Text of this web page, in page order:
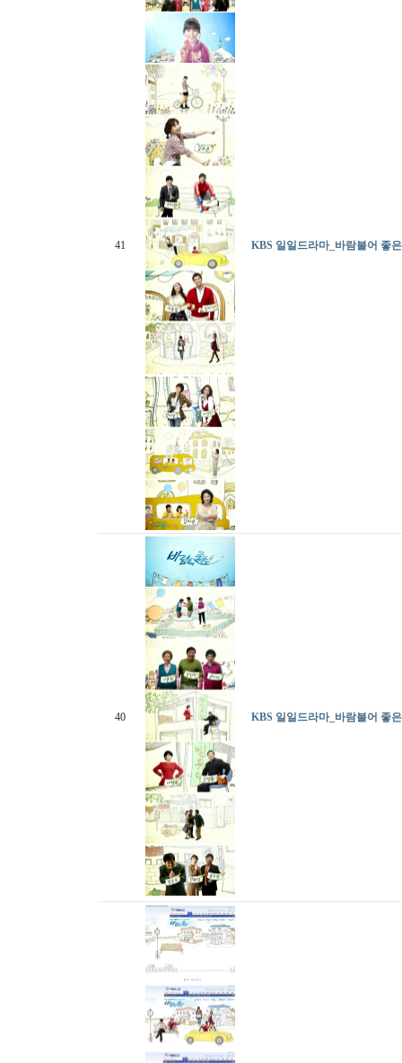
41 KBS 일일드라마_바람불어 좋
40 KBS 일일드라마_바람불어 좋